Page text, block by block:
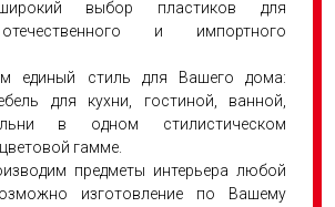
выбор пластиков для
и импортного
единый стиль для Вашего дома:
для кухни, гостиной, ванной,
в одном стилистическом
гамме.
предметы интерьера любой
изготовление по Вашему